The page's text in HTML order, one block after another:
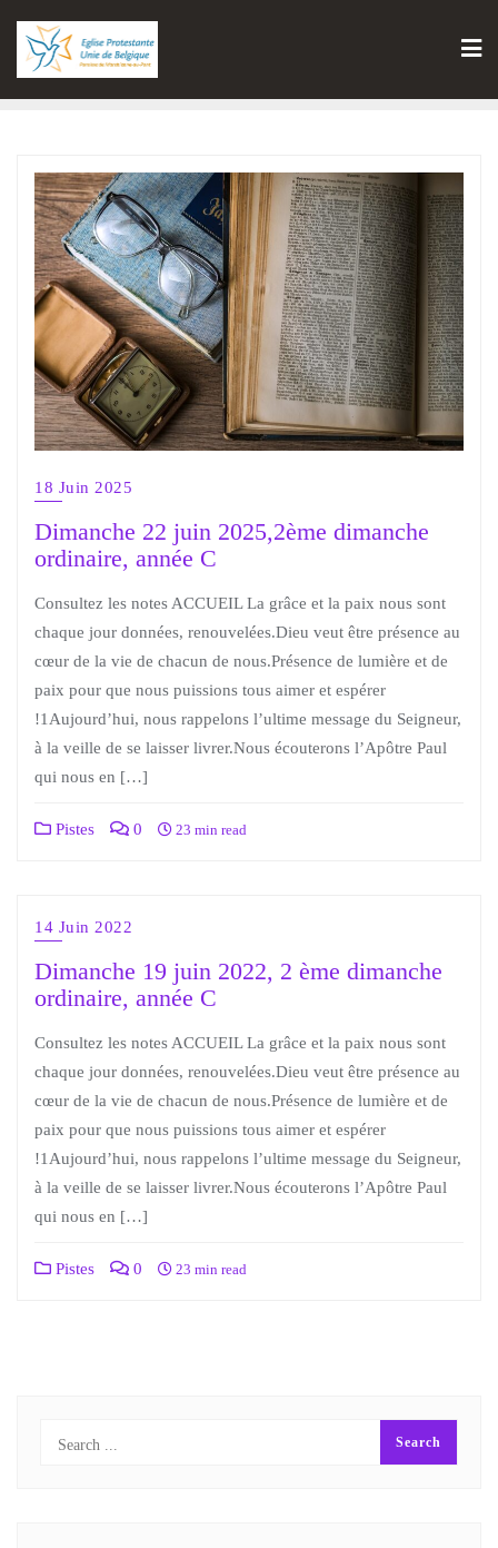
18 Juin 2025
Dimanche 22 juin 2025,2ème dimanche
ordinaire, année C
Consultez les notes ACCUEIL La grâce et la paix nous sont
chaque jour données, renouvelées.Dieu veut être présence au
cœur de la vie de chacun de nous.Présence de lumière et de
paix pour que nous puissions tous aimer et espérer
!1Aujourd’hui, nous rappelons l’ultime message du Seigneur,
à la veille de se laisser livrer.Nous écouterons l’Apôtre Paul
qui nous en […]
Pistes 0 23 min read
14 Juin 2022
Dimanche 19 juin 2022, 2 ème dimanche
ordinaire, année C
Consultez les notes ACCUEIL La grâce et la paix nous sont
chaque jour données, renouvelées.Dieu veut être présence au
cœur de la vie de chacun de nous.Présence de lumière et de
paix pour que nous puissions tous aimer et espérer
!1Aujourd’hui, nous rappelons l’ultime message du Seigneur,
à la veille de se laisser livrer.Nous écouterons l’Apôtre Paul
qui nous en […]
Pistes 0 23 min read